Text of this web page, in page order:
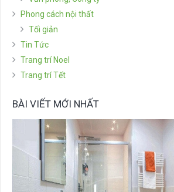
Phong cách nội thất
Tối giản
Tin Tức
Trang trí Noel
Trang trí Tết
BÀI VIẾT MỚI NHẤT